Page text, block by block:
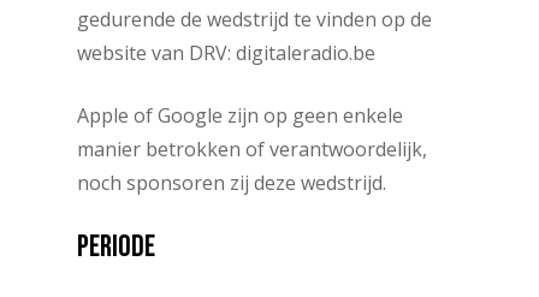
gedurende de wedstrijd te vinden op de
website van DRV: digitaleradio.be
Apple of Google zijn op geen enkele
manier betrokken of verantwoordelijk,
noch sponsoren zij deze wedstrijd.
PERIODE